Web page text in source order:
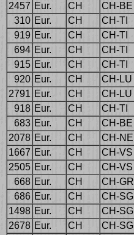
2457 Eur. CH CH-BE
310 Eur. CH CH-TI
919 Eur. CH CH-TI
694 Eur. CH CH-TI
915 Eur. CH CH-TI
920 Eur. CH CH-LU
2791 Eur. CH CH-LU
918 Eur. CH CH-TI
683 Eur. CH CH-BE
2078 Eur. CH CH-NE
1667 Eur. CH CH-VS
2505 Eur. CH CH-VS
668 Eur. CH CH-GR
686 Eur. CH CH-SG
1498 Eur. CH CH-SG
2678 Eur. CH CH-SG